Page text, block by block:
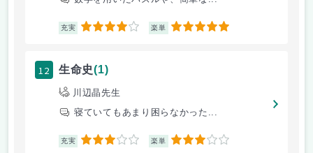
充実 4 楽単 5
12 生命史(1)
川辺晶先生
寝ていてもあまり困らなかった...
充実 3 楽単 3